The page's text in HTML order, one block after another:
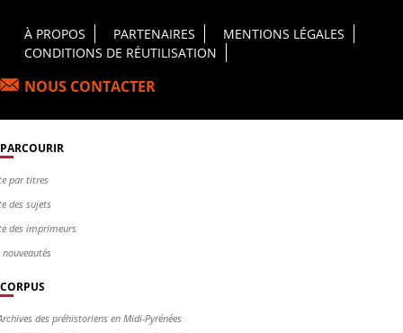
Footer Principal
À PROPOS PARTENAIRES
MENTIONS LÉGALES
CONDITIONS DE RÉUTILISATION
NOUS CONTACTER
PARCOURIR
par titres
des sujets
des imprimeurs
nouveautés
CORPUS
des préhistoriens en Midi-Pyrénées